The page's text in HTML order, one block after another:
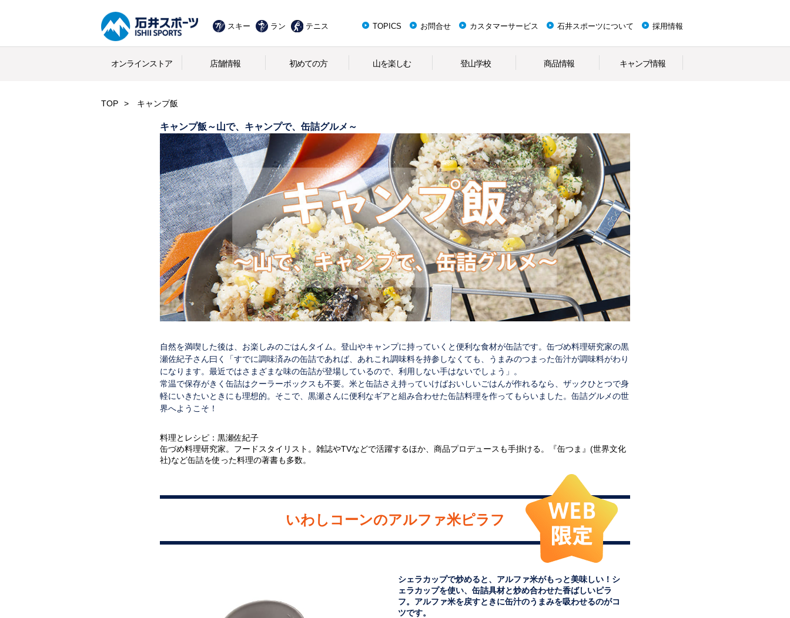
スキー ラン テニス TOPICS お問合せ カスタマーサービス 石井スポーツについて 採用情報
オンラインストア 店舗情報 初めての方 山を楽しむ 登山学校 商品情報 キャンプ情報
TOP キャンプ飯
キャンプ飯～山で、キャンプで、缶詰グルメ～
自然を満喫した後は、お楽しみのごはんタイム。登山やキャンプに持っていくと便利な食材が缶詰です。缶づめ料理研究家の黒
瀬佐紀子さん曰く「すでに調味済みの缶詰であれば、あれこれ調味料を持参しなくても、うまみのつまった缶汁が調味料がわり
になります。最近ではさまざまな味の缶詰が登場しているので、利用しない手はないでしょう」。
常温で保存がきく缶詰はクーラーボックスも不要。米と缶詰さえ持っていけばおいしいごはんが作れるなら、ザックひとつで身
軽にいきたいときにも理想的。そこで、黒瀬さんに便利なギアと組み合わせた缶詰料理を作ってもらいました。缶詰グルメの世
界へようこそ！
料理とレシピ：黒瀬佐紀子
缶づめ料理研究家。フードスタイリスト。雑誌やTVなどで活躍するほか、商品プロデュースも手掛ける。『缶つま』(世界文化
社)など缶詰を使った料理の著書も多数。
いわしコーンのアルファ米ピラフ
シェラカップで炒めると、アルファ米がもっと美味しい！シ
ェラカップを使い、缶詰具材と炒め合わせた香ばしいピラ
フ。アルファ米を戻すときに缶汁のうまみを吸わせるのがコ
ツです。